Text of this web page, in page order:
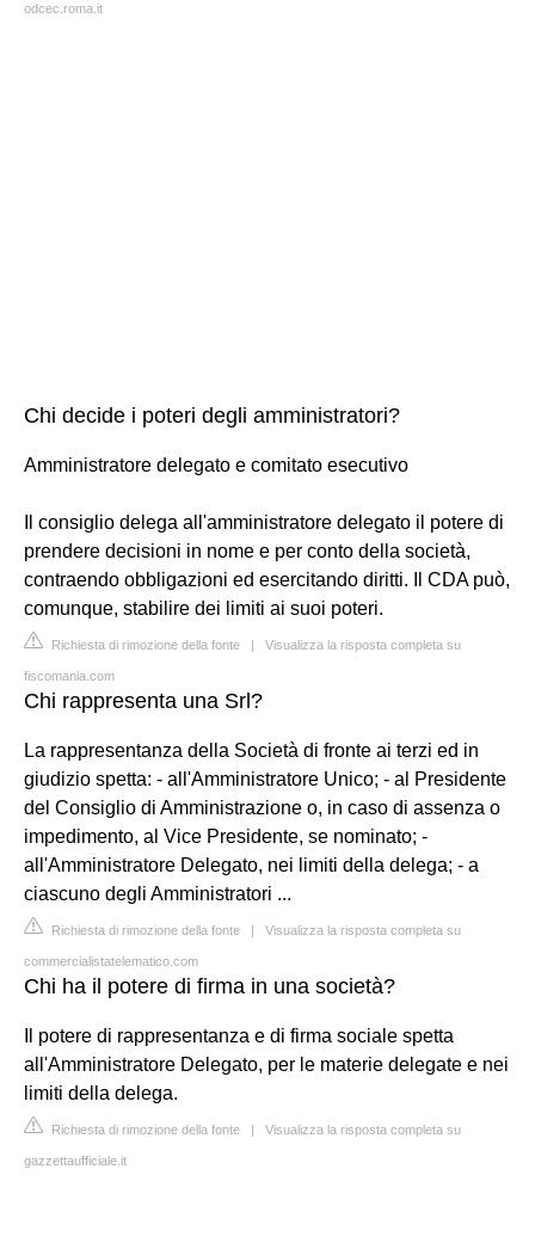
odcec.roma.it
Chi decide i poteri degli amministratori?
Amministratore delegato e comitato esecutivo
Il consiglio delega all'amministratore delegato il potere di
prendere decisioni in nome e per conto della società,
contraendo obbligazioni ed esercitando diritti. Il CDA può,
comunque, stabilire dei limiti ai suoi poteri.
Richiesta di rimozione della fonte | Visualizza la risposta completa su
fiscomania.com
Chi rappresenta una Srl?
La rappresentanza della Società di fronte ai terzi ed in
giudizio spetta: - all'Amministratore Unico; - al Presidente
del Consiglio di Amministrazione o, in caso di assenza o
impedimento, al Vice Presidente, se nominato; -
all'Amministratore Delegato, nei limiti della delega; - a
ciascuno degli Amministratori ...
Richiesta di rimozione della fonte | Visualizza la risposta completa su
commercialistatelematico.com
Chi ha il potere di firma in una società?
Il potere di rappresentanza e di firma sociale spetta
all'Amministratore Delegato, per le materie delegate e nei
limiti della delega.
Richiesta di rimozione della fonte | Visualizza la risposta completa su
gazzettaufficiale.it